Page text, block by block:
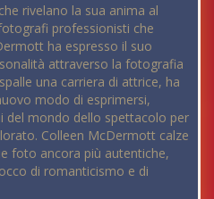
rivelano la sua anima al
professionisti che
ha espresso il suo
attraverso la fotografia
una carriera di attrice, ha
modo di esprimersi,
del mondo dello spettacolo per
Colleen McDermott calze
foto ancora più autentiche,
di romanticismo e di